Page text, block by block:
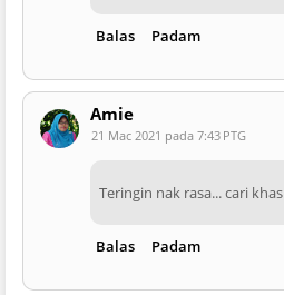
Balas Padam
Amie
21 Mac 2021 pada 7:43 PTG
Teringin nak rasa... cari
Balas Padam